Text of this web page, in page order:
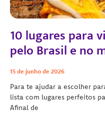
10 lugares para
pelo Brasil e no
15 de junho de 2026
Para te ajudar a escolher
lista com lugares perfeitos
Afinal de